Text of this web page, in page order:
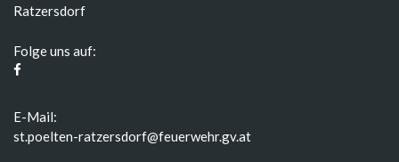
Ratzersdorf
Folge uns auf:
E-Mail:
st.poelten-ratzersdorf@feuerwehr.gv.at